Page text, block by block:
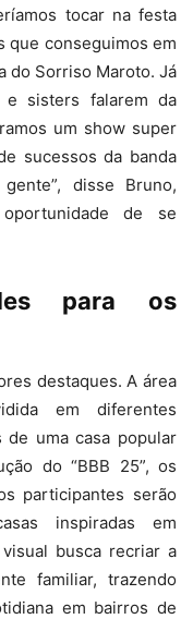
tocar na festa
que conseguimos em
do Sorriso Maroto. Já
e sisters falarem da
um show super
sucessos da banda
disse Bruno,
de se
para os
destaques. A área
em diferentes
uma casa popular
do “BBB 25”, os
participantes serão
inspiradas em
busca recriar a
familiar, trazendo
em bairros de